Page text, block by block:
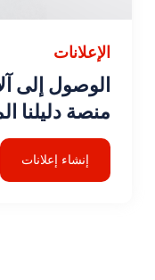
الإعلانات
الوصول إلى
منصة دليلنا
إنشاء إعلانات